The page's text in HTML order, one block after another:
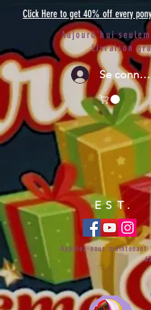
Click Here to get 40% off every
Aujourd'hui
Livraison
Se
EST.
Appelez-nous